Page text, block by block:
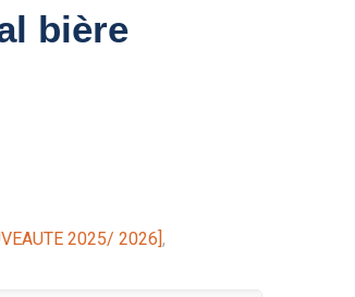
bière
2025/ 2026],